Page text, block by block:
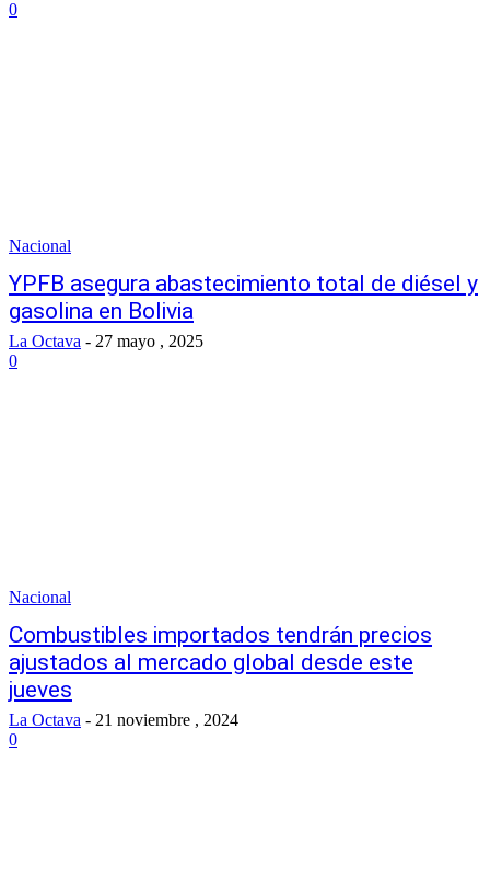
0
Nacional
YPFB asegura abastecimiento total de diésel y
gasolina en Bolivia
La Octava - 27 mayo , 2025
0
Nacional
Combustibles importados tendrán precios
ajustados al mercado global desde este
jueves
La Octava - 21 noviembre , 2024
0